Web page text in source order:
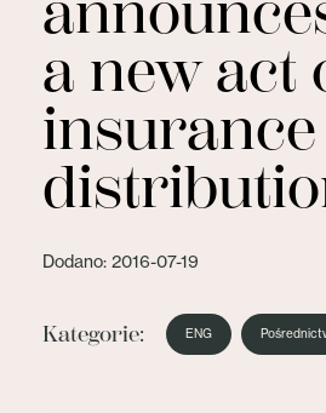
a new act
insurance
Dodano: 2016-07-19
Kategorie: ENG